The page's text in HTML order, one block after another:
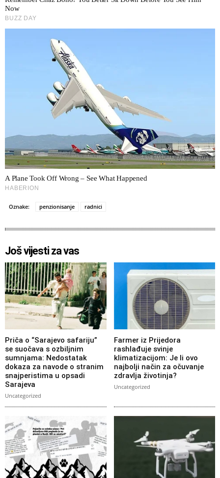
Oznake: penzionisanje radnici
Još vijesti za vas
Priča o “Sarajevo safariju”
se suočava s ozbiljnim
sumnjama: Nedostatak
dokaza za navode o stranim
snajperistima u opsadi
Sarajeva
Uncategorized
Farmer iz Prijedora
rashlađuje svinje
klimatizacijom: Je li ovo
najbolji način za očuvanje
zdravlja životinja?
Uncategorized